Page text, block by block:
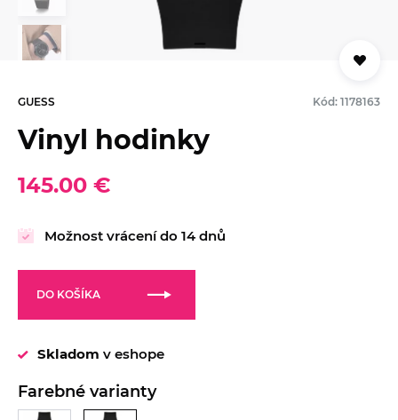
GUESS Kód: 1178163
Vinyl hodinky
145.00 €
Možnost vrácení do 14 dnů
DO KOŠÍKA
Skladom v eshope
Farebné varianty